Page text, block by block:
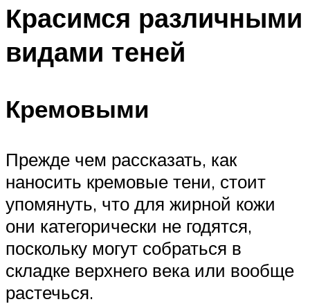
Красимся различными
видами теней
Кремовыми
Прежде чем рассказать, как
наносить кремовые тени, стоит
упомянуть, что для жирной кожи
они категорически не годятся,
поскольку могут собраться в
складке верхнего века или вообще
растечься.